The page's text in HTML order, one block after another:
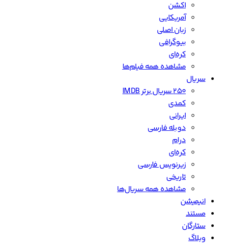
اکشن
آمریکایی
زبان اصلی
بیوگرافی
کره‌ای
مشاهده همه فیلم‌ها
سریال
۲۵۰ سریال برتر IMDB
کمدی
ایرانی
دوبله فارسی
درام
کره‌ای
زیرنویس فارسی
تاریخی
مشاهده همه سریال‌ها
انیمیشن
مستند
ستارگان
وبلاگ